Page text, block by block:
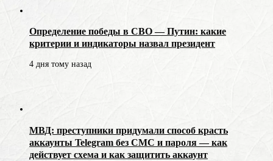
Определение победы в СВО — Путин: какие
критерии и индикаторы назвал президент
4 дня тому назад
МВД: преступники придумали способ красть
аккаунты Telegram без СМС и пароля — как
действует схема и как защитить аккаунт